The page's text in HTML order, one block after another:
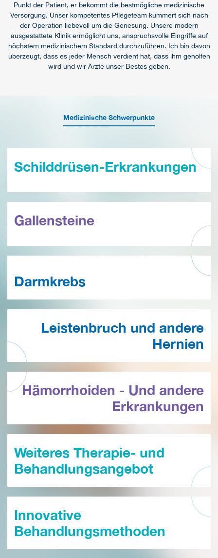
Punkt der Patient, er bekommt die bestmögliche medizinische
Versorgung. Unser kompetentes Pflegeteam kümmert sich nach
der Operation liebevoll um die Genesung. Unsere modern
ausgestattete Klinik ermöglicht uns, anspruchsvolle Eingriffe auf
höchstem medizinischem Standard durchzuführen. Ich bin davon
überzeugt, dass es jeder Mensch verdient hat, dass ihm geholfen
wird und wir Ärzte unser Bestes geben.
Medizinische Schwerpunkte
Schilddrüsen-Erkrankungen
Gallensteine
Darmkrebs
Leistenbruch und andere
Hernien
Hämorrhoiden - Und andere
Erkrankungen
Weiteres Therapie- und
Behandlungsangebot
Innovative
Behandlungsmethoden